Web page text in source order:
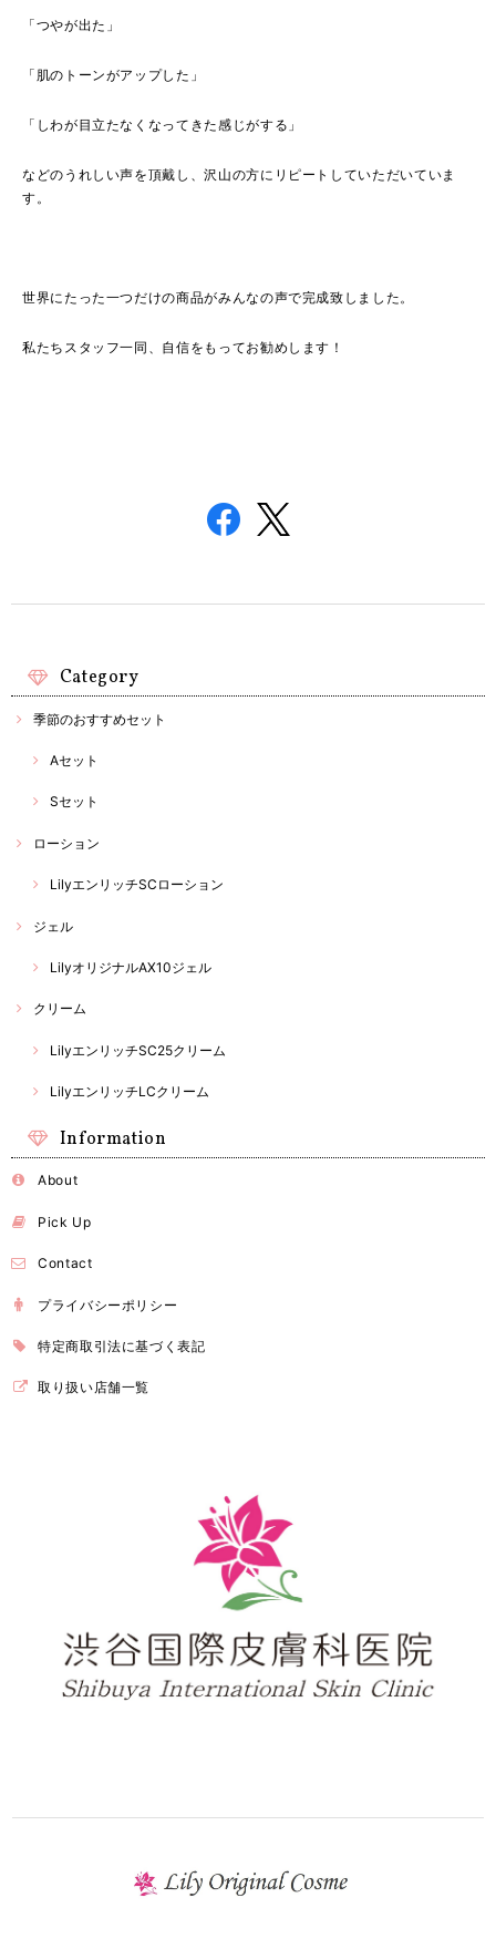
「つやが出た」
「肌のトーンがアップした」
「しわが目立たなくなってきた感じがする」
などのうれしい声を頂戴し、沢山の方にリピートしていただいていま
す。
世界にたった一つだけの商品がみんなの声で完成致しました。
私たちスタッフ一同、自信をもってお勧めします！
Category
季節のおすすめセット
Aセット
Sセット
ローション
LilyエンリッチSCローション
ジェル
LilyオリジナルAX10ジェル
クリーム
LilyエンリッチSC25クリーム
LilyエンリッチLCクリーム
Information
About
Pick Up
Contact
プライバシーポリシー
特定商取引法に基づく表記
取り扱い店舗一覧